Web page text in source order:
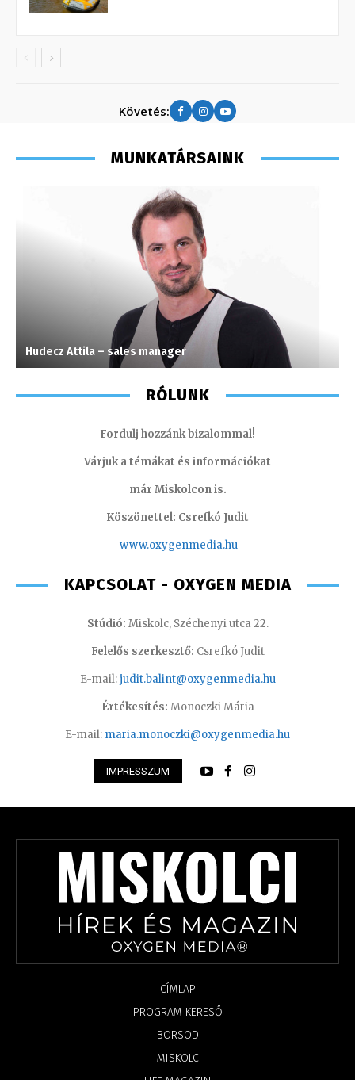
Követés:
MUNKATÁRSAINK
Hudecz Attila – sales manager
RÓLUNK
Fordulj hozzánk bizalommal!
Várjuk a témákat és információkat
már Miskolcon is.
Köszönettel: Csrefkó Judit
www.oxygenmedia.hu
KAPCSOLAT - OXYGEN MEDIA
Stúdió: Miskolc, Széchenyi utca 22.
Felelős szerkesztő: Csrefkó Judit
E-mail:judit.balint@oxygenmedia.hu
Értékesítés: Monoczki Mária
E-mail: maria.monoczki@oxygenmedia.hu
IMPRESSZUM
CÍMLAP
PROGRAM KERESŐ
BORSOD
MISKOLC